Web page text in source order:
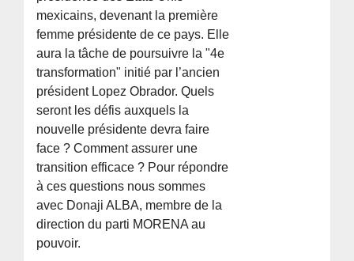
mexicains, devenant la première
femme présidente de ce pays. Elle
aura la tâche de poursuivre la "4e
transformation" initié par l’ancien
président Lopez Obrador. Quels
seront les défis auxquels la
nouvelle présidente devra faire
face ? Comment assurer une
transition efficace ? Pour répondre
à ces questions nous sommes
avec Donaji ALBA, membre de la
direction du parti MORENA au
pouvoir.